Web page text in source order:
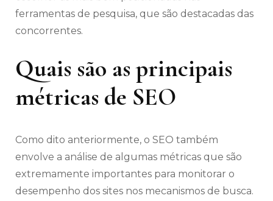
ferramentas de pesquisa, que são destacadas das
concorrentes.
Quais são as principais
métricas de SEO
Como dito anteriormente, o SEO também
envolve a análise de algumas métricas que são
extremamente importantes para monitorar o
desempenho dos sites nos mecanismos de busca.